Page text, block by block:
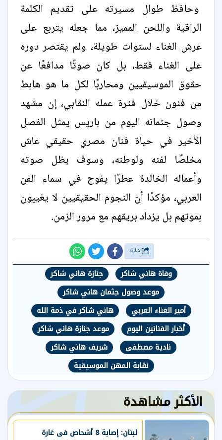
وحافظ طوال مسيرته على تقديم الكلمة
الراقية واللحن المميز، مما جعله يتربع على
عرش الغناء لسنوات طويلة، ولم يقتصر دوره
على الغناء فقط، بل كان صوتًا مدافعًا عن
حقوق الموسيقيين ومحاربًا لكل ما هو هابط
من فنون خلال فترة عمله النقابي، إن مشهد
وصول جثمانه اليوم من باريس يمثل الفصل
الأخير في حياة فنان مصري حقيقي عاش
مخلصًا لفنه ولوطنه، وسوف يظل صوته
وأعماله الخالدة عطرًا يفوح في سماء الفن
العربي، مؤكدًا أن النجوم الحقيقيين لا يغيبون
بموتهم بل يزداد بريقهم مع مرور الزمن.
وفاة هاني شاكر
جنازة هاني شاكر
موعد وصول جثمان هاني شاكر
أمير الغناء العربي
هاني شاكر في ذمة الله
أخبار الفنانين اليوم
موعد جنازة هاني شاكر
نادية مصطفى
شريف هاني شاكر
نقابة المهن الموسيقية
الأكثر مشاهدة
لبنان: إصابة 8 أشحاص فى غارة